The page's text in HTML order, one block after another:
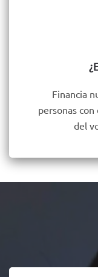
Financia
personas con
del